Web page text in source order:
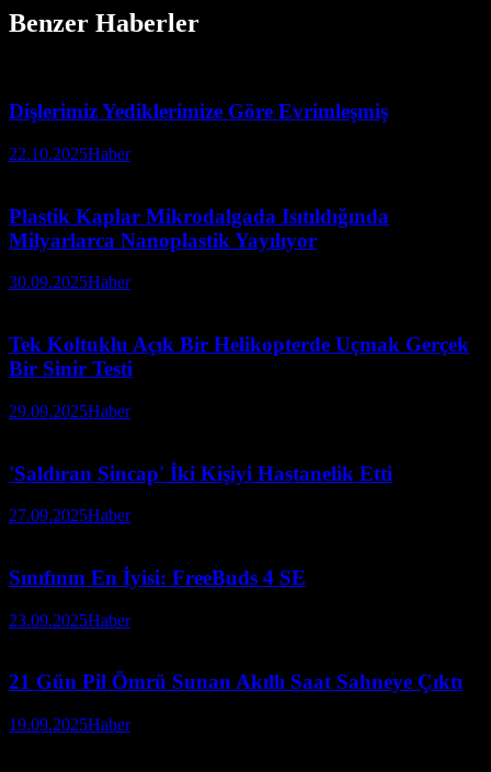
Benzer Haberler
Dişlerimiz Yediklerimize Göre Evrimleşmiş
22.10.2025Haber
Plastik Kaplar Mikrodalgada Isıtıldığında
Milyarlarca Nanoplastik Yayılıyor
30.09.2025Haber
Tek Koltuklu Açık Bir Helikopterde Uçmak Gerçek
Bir Sinir Testi
29.09.2025Haber
'Saldıran Sincap' İki Kişiyi Hastanelik Etti
27.09.2025Haber
Sınıfının En İyisi: FreeBuds 4 SE
23.09.2025Haber
21 Gün Pil Ömrü Sunan Akıllı Saat Sahneye Çıktı
19.09.2025Haber